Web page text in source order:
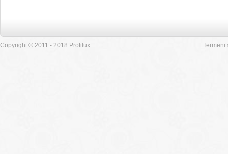
Copyright © 2011 - 2018 Profilux Termeni